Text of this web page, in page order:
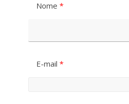
Nome *
E-mail *